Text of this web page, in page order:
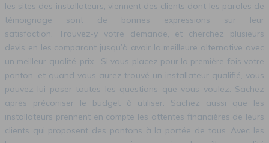
les sites des installateurs, viennent des clients dont les paroles de
témoignage sont de bonnes expressions sur leur
satisfaction. Trouvez-y votre demande, et cherchez plusieurs
devis en les comparant jusqu’à avoir la meilleure alternative avec
un meilleur qualité-prix-. Si vous placez pour la première fois votre
ponton, et quand vous aurez trouvé un installateur qualifié, vous
pouvez lui poser toutes les questions que vous voulez. Sachez
après préconiser le budget à utiliser. Sachez aussi que les
installateurs prennent en compte les attentes financières de leurs
clients qui proposent des pontons à la portée de tous. Avec les